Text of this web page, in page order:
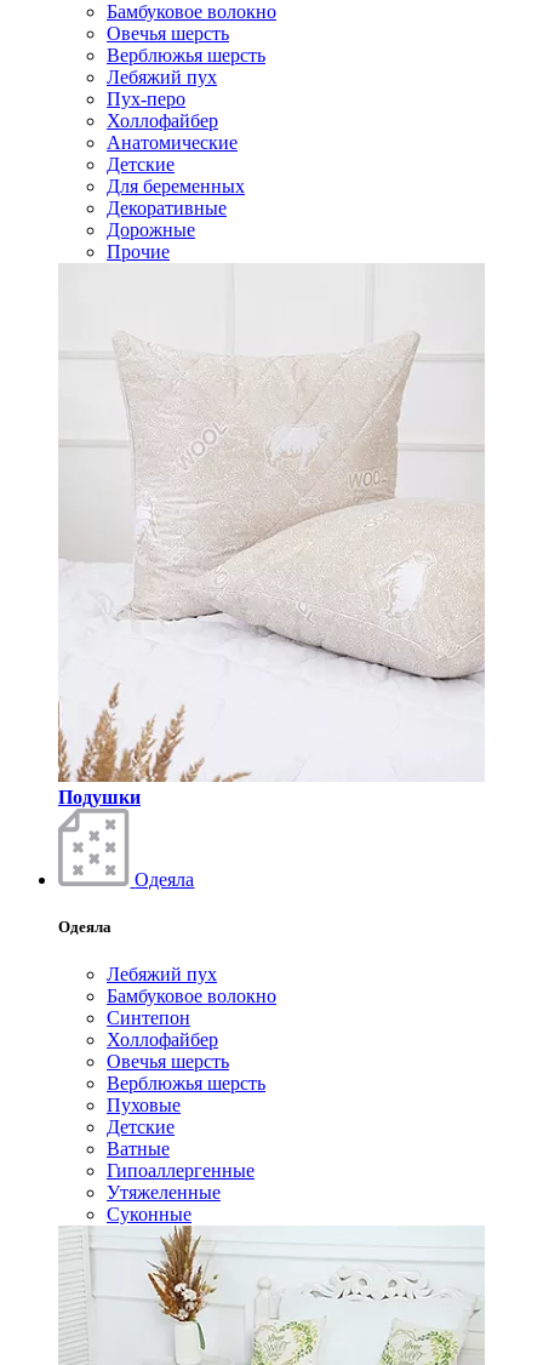
Бамбуковое волокно
Овечья шерсть
Верблюжья шерсть
Лебяжий пух
Пух-перо
Холлофайбер
Анатомические
Детские
Для беременных
Декоративные
Дорожные
Прочие
Подушки
Одеяла
Одеяла
Лебяжий пух
Бамбуковое волокно
Синтепон
Холлофайбер
Овечья шерсть
Верблюжья шерсть
Пуховые
Детские
Ватные
Гипоаллергенные
Утяжеленные
Суконные